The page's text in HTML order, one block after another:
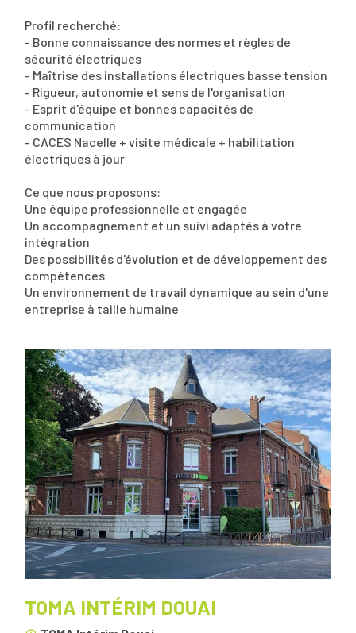
Profil recherché:
- Bonne connaissance des normes et règles de
sécurité électriques
- Maîtrise des installations électriques basse tension
- Rigueur, autonomie et sens de l'organisation
- Esprit d'équipe et bonnes capacités de
communication
- CACES Nacelle + visite médicale + habilitation
électriques à jour
Ce que nous proposons:
Une équipe professionnelle et engagée
Un accompagnement et un suivi adaptés à votre
intégration
Des possibilités d'évolution et de développement des
compétences
Un environnement de travail dynamique au sein d'une
entreprise à taille humaine
TOMA INTÉRIM DOUAI